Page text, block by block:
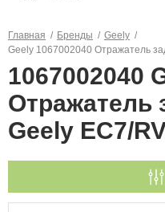
Главная / Бренды / Geely /
Geely 1067002040 Отражатель
1067002040
Отражатель
Geely EC7/